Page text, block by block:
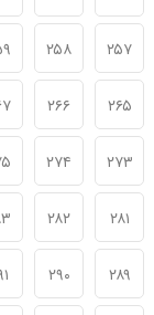
۲۵۷ ۲۵۸
۲۶۵ ۲۶۶
۲۷۳ ۲۷۴
۲۸۱ ۲۸۲
۲۸۹ ۲۹۰